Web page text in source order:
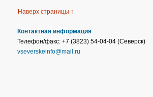
Наверх страницы ↑
Контактная информация
Телефон/факс: +7 (3823) 54-04-04 (Северск)
vseverskeinfo@mail.ru